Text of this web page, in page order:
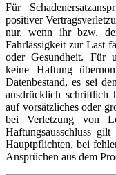
Für
positiver
nur, wenn ihr bzw.
Fahrlässigkeit zur Last
oder Gesundheit. Für
keine Haftung
Datenbestand, es sei
ausdrücklich schriftlich
auf vorsätzliches oder
bei Verletzung von
Haftungsausschluss
Hauptpflichten, bei
Ansprüchen aus dem